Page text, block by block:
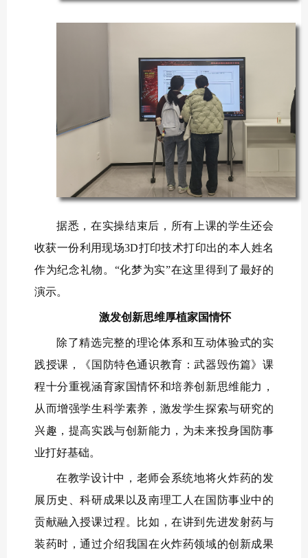
据悉，在实操结束后，所有上课的学生还会
收获一份利用现场3D打印技术打印出的本人姓名
作为纪念礼物。“化梦为实”在这里得到了最好的
演示。
激发创新思维厚植家国情怀
除了精选完整的理论体系和互动体验式的实
践授课，《国防特色通识教育：武器毁伤篇》课
程十分重视涵育家国情怀和培养创新思维能力，
从而增强学生科学素养，激发学生探索与研究的
兴趣，提高实践与创新能力，为未来投身国防事
业打好基础。
在教学设计中，老师会系统地将火炸药的发
展历史、科研成果以及南理工人在国防事业中的
贡献融入授课过程。比如，在讲到先进发射药与
装药时，通过介绍我国在火炸药领域的创新成果